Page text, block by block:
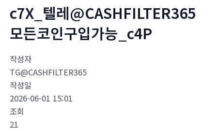
c7X_텔레@CASHFILTER365
모든코인구입가능_c4P
작성자
TG@CASHFILTER365
작성일
2026-06-01 15:01
조회
21